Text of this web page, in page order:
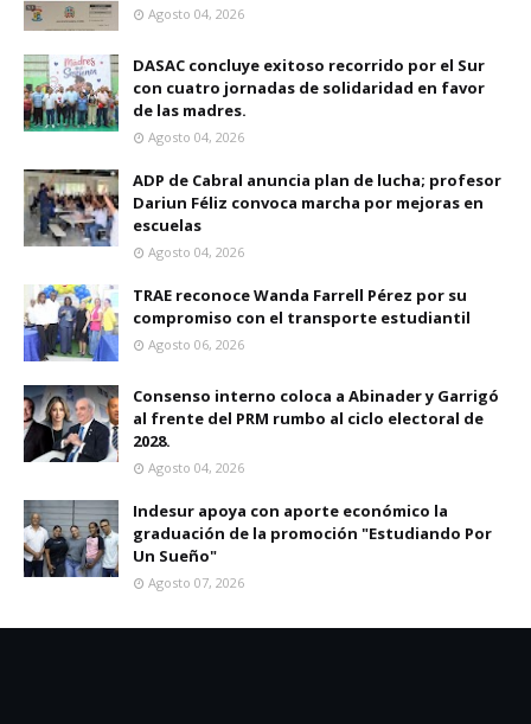
Agosto 04, 2026
DASAC concluye exitoso recorrido por el Sur
con cuatro jornadas de solidaridad en favor
de las madres.
Agosto 04, 2026
ADP de Cabral anuncia plan de lucha; profesor
Dariun Féliz convoca marcha por mejoras en
escuelas
Agosto 04, 2026
TRAE reconoce Wanda Farrell Pérez por su
compromiso con el transporte estudiantil
Agosto 06, 2026
Consenso interno coloca a Abinader y Garrigó
al frente del PRM rumbo al ciclo electoral de
2028.
Agosto 04, 2026
Indesur apoya con aporte económico la
graduación de la promoción "Estudiando Por
Un Sueño"
Agosto 07, 2026